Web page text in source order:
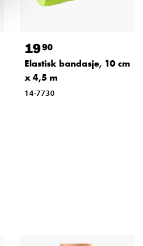
1990
Elastisk bandasje, 10 cm
x 4,5 m
14-7730